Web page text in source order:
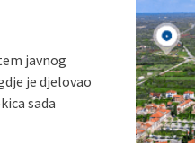
javnog
je djelovao
sada